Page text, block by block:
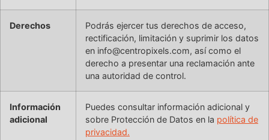
Derechos
Podrás ejercer tus derechos de acceso,
rectificación, limitación y suprimir los datos
en info@centropixels.com, así como el
derecho a presentar una reclamación ante
una autoridad de control.
Información
adicional
Puedes consultar información adicional y
sobre Protección de Datos en la política de
privacidad.